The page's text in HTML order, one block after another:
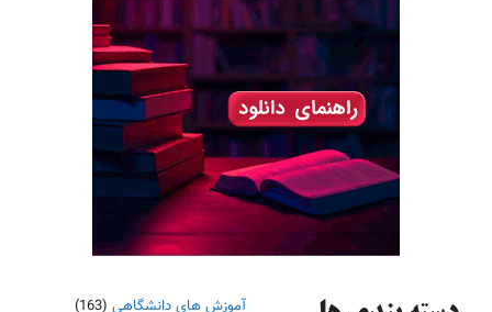
آموزش های دانشگاهی (163)